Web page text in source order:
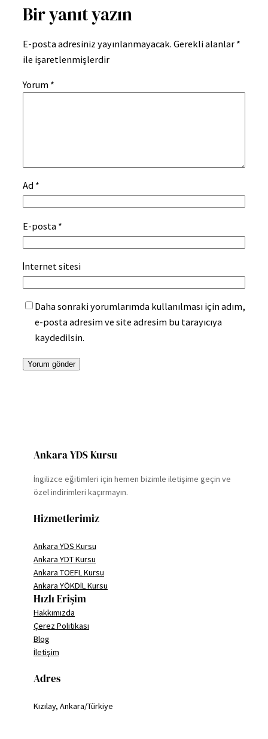
Bir yanıt yazın
E-posta adresiniz yayınlanmayacak. Gerekli alanlar *
ile işaretlenmişlerdir
Yorum *
Ad *
E-posta *
İnternet sitesi
Daha sonraki yorumlarımda kullanılması için adım,
e-posta adresim ve site adresim bu tarayıcıya
kaydedilsin.
Ankara YDS Kursu
İngilizce eğitimleri için hemen bizimle iletişime geçin ve
özel indirimleri kaçırmayın.
Hizmetlerimiz
Ankara YDS Kursu
Ankara YDT Kursu
Ankara TOEFL Kursu
Ankara YÖKDİL Kursu
Hızlı Erişim
Hakkımızda
Çerez Politikası
Blog
İletişim
Adres
Kızılay, Ankara/Türkiye